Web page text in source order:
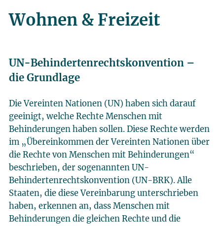
Wohnen & Freizeit
UN-Behindertenrechtskonvention –
die Grundlage
Die Vereinten Nationen (UN) haben sich darauf
geeinigt, welche Rechte Menschen mit
Behinderungen haben sollen. Diese Rechte werden
im „Übereinkommen der Vereinten Nationen über
die Rechte von Menschen mit Behinderungen“
beschrieben, der sogenannten UN-
Behindertenrechtskonvention (UN-BRK). Alle
Staaten, die diese Vereinbarung unterschrieben
haben, erkennen an, dass Menschen mit
Behinderungen die gleichen Rechte und die